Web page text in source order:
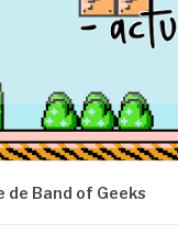
de Band of Geeks